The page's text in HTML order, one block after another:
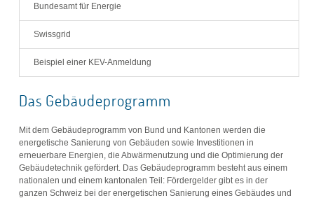
Bundesamt für Energie
Swissgrid
Beispiel einer KEV-Anmeldung
Das Gebäudeprogramm
Mit dem Gebäudeprogramm von Bund und Kantonen werden die
energetische Sanierung von Gebäuden sowie Investitionen in
erneuerbare Energien, die Abwärmenutzung und die Optimierung der
Gebäudetechnik gefördert. Das Gebäudeprogramm besteht aus einem
nationalen und einem kantonalen Teil: Fördergelder gibt es in der
ganzen Schweiz bei der energetischen Sanierung eines Gebäudes und